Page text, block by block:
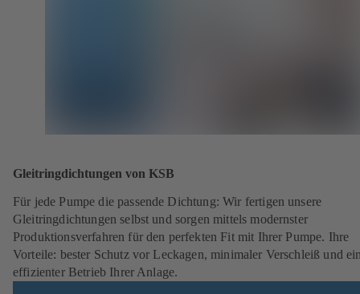
Gleitringdichtungen von KSB
Für jede Pumpe die passende Dichtung: Wir fertigen unsere
Gleitringdichtungen selbst und sorgen mittels modernster
Produktionsverfahren für den perfekten Fit mit Ihrer Pumpe. Ihre
Vorteile: bester Schutz vor Leckagen, minimaler Verschleiß und
effizienter Betrieb Ihrer Anlage.